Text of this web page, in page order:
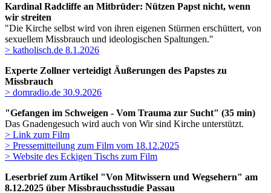
Kardinal Radcliffe an Mitbrüder: Nützen Papst nicht, wenn
wir streiten
"Die Kirche selbst wird von ihren eigenen Stürmen erschüttert, von
sexuellem Missbrauch und ideologischen Spaltungen."
> katholisch.de 8.1.2026
Experte Zollner verteidigt Äußerungen des Papstes zu
Missbrauch
> domradio.de 30.9.2026
"Gefangen im Schweigen - Vom Trauma zur Sucht" (35 min)
Das Gnadengesuch wird auch von Wir sind Kirche unterstützt.
> Link zum Film
> Pressemitteilung zum Film vom 18.12.2025
> Website des Eckigen Tischs zum Film
Leserbrief zum Artikel "Von Mitwissern und Wegsehern" am
8.12.2025 über Missbrauchsstudie Passau